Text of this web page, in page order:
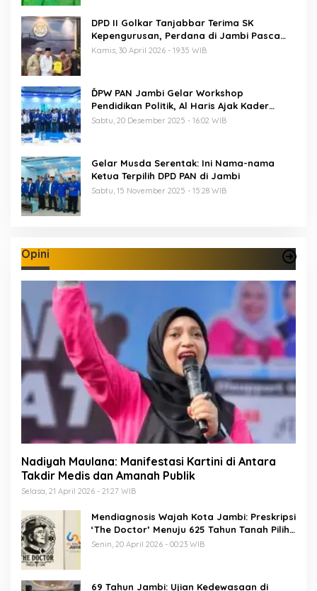
DPD II Golkar Tanjabbar Terima SK
Kepengurusan, Perdana di Jambi Pasca
Musda
Kamis, 30 April 2026 - 19:35 WIB
ĎPW PAN Jambi Gelar Workshop
Pendidikan Politik, Al Haris Ajak Kader
Perkuat Soliditas Jelang Pemilu 2029
Sabtu, 20 Desember 2025 - 16:02 WIB
Gelar Musda Serentak: Ini Nama-nama
Ketua Terpilih DPD PAN di Jambi
Sabtu, 15 November 2025 - 15:28 WIB
Opini
Nadiyah Maulana: Manifestasi Kartini di Antara
Takdir Medis dan Amanah Publik
Selasa, 21 April 2026 - 21:27 WIB
Mendiagnosis Wajah Kota Jambi: Preskripsi
‘The Doctor’ Menuju 625 Tahun Tanah Pilih
Pusako Batuah
Senin, 20 April 2026 - 00:23 WIB
69 Tahun Jambi: Ujian Kedewasaan di